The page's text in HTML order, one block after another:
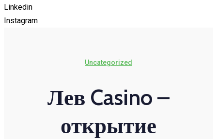
Linkedin
Instagram
Uncategorized
Лев Casino –
открытие